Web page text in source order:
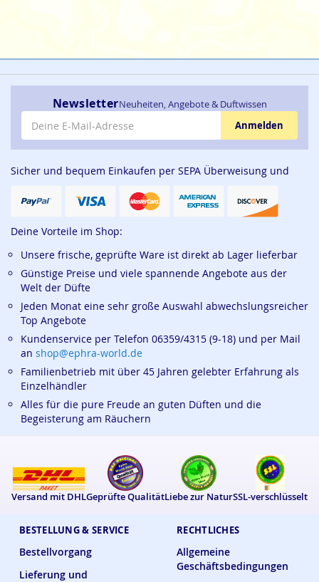
BESTELLUNG & SERVICE
Bestellvorgang
Lieferung und
RECHTLICHES
Allgemeine
Geschäftsbedingungen
NewsletterNeuheiten, Angebote & Duftwissen
Anmelden
Sicher und bequem Einkaufen per SEPA Überweisung und
Deine Vorteile im Shop:
Unsere frische, geprüfte Ware ist direkt ab Lager lieferbar
Günstige Preise und viele spannende Angebote aus der
Welt der Düfte
Jeden Monat eine sehr große Auswahl abwechslungsreicher
Top Angebote
Kundenservice per Telefon 06359/4315 (9-18) und per Mail
an shop@ephra-world.de
Familienbetrieb mit über 45 Jahren gelebter Erfahrung als
Einzelhändler
Alles für die pure Freude an guten Düften und die
Begeisterung am Räuchern
Versand mit DHLGeprüfte QualitätLiebe zur NaturSSL-verschlüsselt